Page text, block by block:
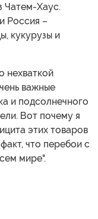
Чатем-Хаус.
Россия –
кукурузы и
нехваткой
важные
и подсолнечного
Вот почему я
этих товаров
что перебои с
мире".